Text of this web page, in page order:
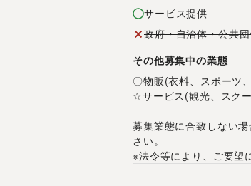
サービス提供
政府・自治体・公共
その他募集中の業態
〇物販(衣料、スポーツ
☆サービス(観光、スク
募集業態に合致しない
さい。
※法令等により、ご要望